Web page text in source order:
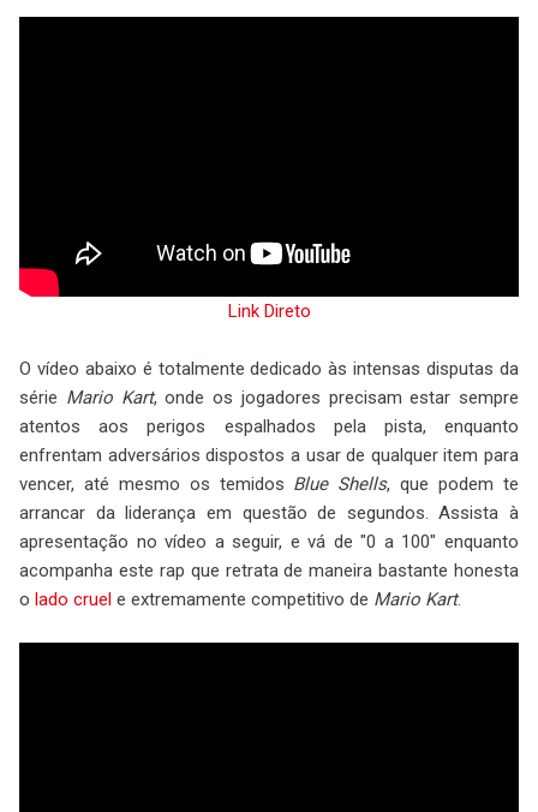
Link Direto
O vídeo abaixo é totalmente dedicado às intensas disputas da
série Mario Kart, onde os jogadores precisam estar sempre
atentos aos perigos espalhados pela pista, enquanto
enfrentam adversários dispostos a usar de qualquer item para
vencer, até mesmo os temidos Blue Shells, que podem te
arrancar da liderança em questão de segundos. Assista à
apresentação no vídeo a seguir, e vá de "0 a 100" enquanto
acompanha este rap que retrata de maneira bastante honesta
o lado cruel e extremamente competitivo de Mario Kart.